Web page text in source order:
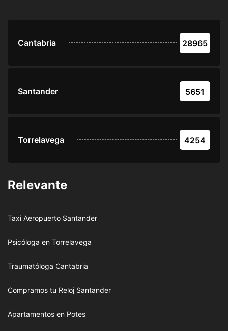
Cantabria 28965
Santander 5651
Torrelavega 4254
Relevante
Taxi Aeropuerto Santander
Psicóloga en Torrelavega
Traumatóloga Cantabria
Compramos tu Reloj Santander
Apartamentos en Potes